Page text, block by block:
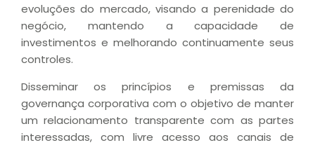
evoluções do mercado, visando a perenidade do
negócio, mantendo a capacidade de
investimentos e melhorando continuamente seus
controles.
Disseminar os princípios e premissas da
governança corporativa com o objetivo de manter
um relacionamento transparente com as partes
interessadas, com livre acesso aos canais de